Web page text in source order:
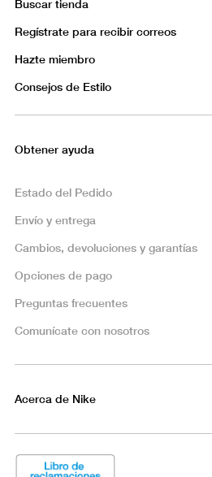
Buscar tienda
Regístrate para recibir correos
Hazte miembro
Consejos de Estilo
Obtener ayuda
Estado del Pedido
Envío y entrega
Cambios, devoluciones y garantías
Opciones de pago
Preguntas frecuentes
Comunícate con nosotros
Acerca de Nike